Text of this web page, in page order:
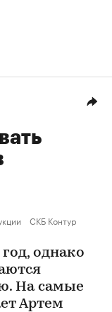
СКБ Контур
однако
На самые
Артем